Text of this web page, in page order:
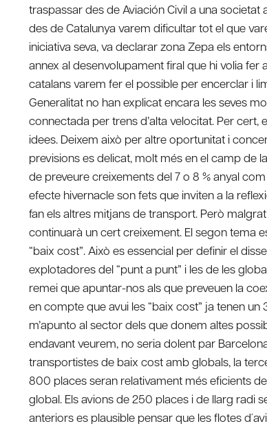
traspassar des de Aviación Civil a una
des de Catalunya varem dificultar tot el que
iniciativa seva, va declarar zona Zepa els
annex al desenvolupament firal que hi volia fer
catalans varem fer el possible per encerclar i
Generalitat no han explicat encara les seves
connectada per trens d’alta velocitat. Per
idees. Deixem això per altre oportunitat i
previsions es delicat, molt més en el camp de
de preveure creixements del 7 o 8 % anyal
efecte hivernacle son fets que inviten a la
fan els altres mitjans de transport. Però
continuarà un cert creixement. El segon tema
“baix cost”. Això es essencial per definir el
explotadores del “punt a punt” i les de les
remei que apuntar-nos als que preveuen la
en compte que avui les “baix cost” ja tenen
m’apunto al sector dels que donem altes
endavant veurem, no seria dolent par
transportistes de baix cost amb globals, la
800 places seran relativament més eficients
global. Els avions de 250 places i de llarg radi
anteriors es plausible pensar que les flotes